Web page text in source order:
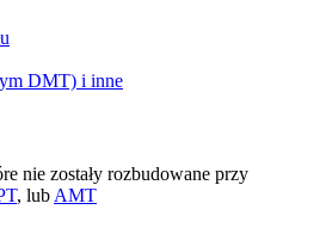
DMT) i inne
nie zostały rozbudowane przy
, lub AMT